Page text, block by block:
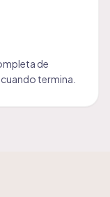
de
termina.